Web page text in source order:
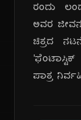
ರಂದು
ಅವರ
ಚಿತ್ರದ
ಪಾತ್ರ